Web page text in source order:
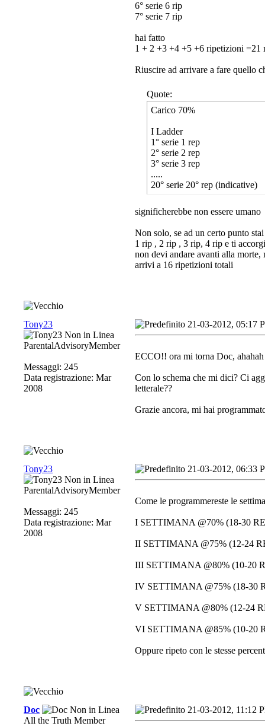
6° serie 6 rip
7° serie 7 rip
hai fatto
1 + 2 +3 +4 +5 +6 ripetizioni =21
Riuscire ad arrivare a fare quello
Quote:
Carico 70%
I Ladder
1° serie 1 rep
2° serie 2 rep
3° serie 3 rep
.....
20° serie 20° rep (indicative)
significherebbe non essere umano
Non solo, se ad un certo punto
1 rip , 2 rip , 3 rip, 4 rip e ti
non devi andare avanti alla
arrivi a 16 ripetizioni totali
Tony23
ParentalAdvisoryMember
Messaggi: 245
Data registrazione: Mar
2008
21-03-2012, 05:17
ECCO!! ora mi torna Doc,
Con lo schema che mi dici? Ci
letterale??
Grazie ancora, mi hai
Tony23
ParentalAdvisoryMember
Messaggi: 245
Data registrazione: Mar
2008
21-03-2012, 06:33
Come le programmereste le
I SETTIMANA @70% (18-30
II SETTIMANA @75% (12-24
III SETTIMANA @80% (10-20
IV SETTIMANA @75% (18-30
V SETTIMANA @80% (12-24
VI SETTIMANA @85% (10-20
Oppure ripeto con le stesse
Doc
All the Truth Member
21-03-2012, 11:12